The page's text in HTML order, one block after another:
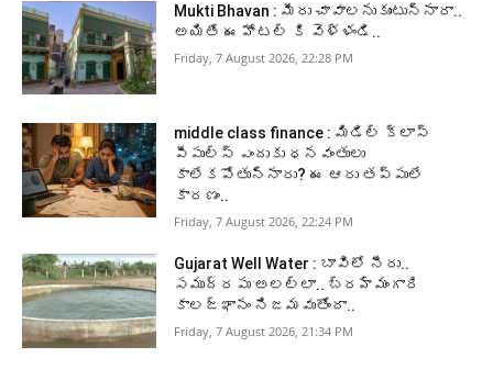
Mukti Bhavan : మీరు చావాలనుకుంటున్నారా..
అయితే ఈ హోటల్ కి వెళ్ళండి..
Friday, 7 August 2026, 22:28 PM
middle class finance : మిడిల్ క్లాస్
పీపుల్స్ ఎందుకు ధనవంతులు
కాలేకపోతున్నారు? ఈ ఆరు తప్పులే
కారణం..
Friday, 7 August 2026, 22:24 PM
Gujarat Well Water : బావిలో నీరు..
సముద్రపు అలల్లా.. బ్రహ్మంగారి
కాలజ్ఞానం నిజమవుతోందా..
Friday, 7 August 2026, 21:34 PM